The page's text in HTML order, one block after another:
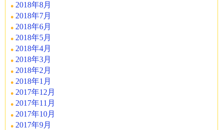
2018年8月
2018年7月
2018年6月
2018年5月
2018年4月
2018年3月
2018年2月
2018年1月
2017年12月
2017年11月
2017年10月
2017年9月